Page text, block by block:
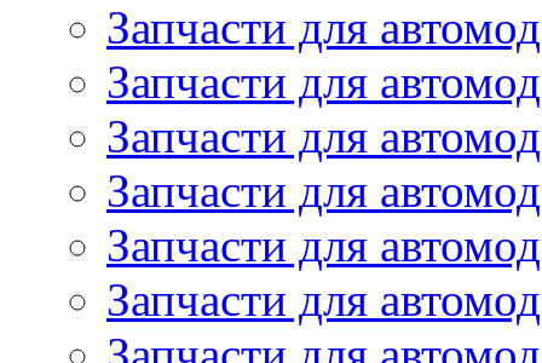
Запчасти для
Запчасти для
Запчасти для
Запчасти для
Запчасти для
Запчасти для